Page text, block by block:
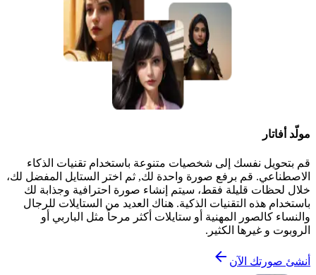
مولّد أفاتار
قم بتحويل نفسك إلى شخصيات متنوعة باستخدام تقنيات الذكاء
الاصطناعي. قم برفع صورة واحدة لك, ثم اختر الستايل المفضل لك،
خلال لحظات قليلة فقط، سيتم إنشاء صورة احترافية وجذابة لك
باستخدام هذه التقنيات الذكية. هناك العديد من الستايلات للرجال
والنساء كالصور المهنية أو ستايلات أكثر مرحاً مثل الباربي أو
الروبوت و غيرها الكثير.
أنشئ صورتك الآن